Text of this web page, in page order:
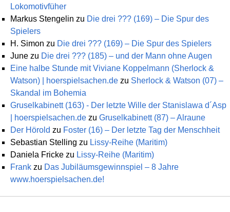
Lokomotivfüher
Markus Stengelin zu Die drei ??? (169) – Die Spur des
Spielers
H. Simon zu Die drei ??? (169) – Die Spur des Spielers
June zu Die drei ??? (185) – und der Mann ohne Augen
Eine halbe Stunde mit Viviane Koppelmann (Sherlock &
Watson) | hoerspielsachen.de zu Sherlock & Watson (07) –
Skandal im Bohemia
Gruselkabinett (163) - Der letzte Wille der Stanislawa d´Asp
| hoerspielsachen.de zu Gruselkabinett (87) – Alraune
Der Hörold zu Foster (16) – Der letzte Tag der Menschheit
Sebastian Stelling zu Lissy-Reihe (Maritim)
Daniela Fricke zu Lissy-Reihe (Maritim)
Frank zu Das Jubiläumsgewinnspiel – 8 Jahre
www.hoerspielsachen.de!